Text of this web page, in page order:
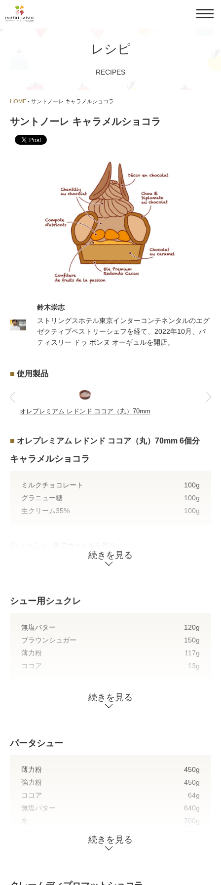
レシピ
RECIPES
HOME - サントノーレ キャラメルショコラ
サントノーレ キャラメルショコラ
鈴木崇志
ストリングスホテル東京インターコンチネンタルのエグ
ゼクティブペストリーシェフを経て、2022年10月、パ
ティスリー ドゥ ボンヌ オーギュルを開店。
■ 使用製品
オレプレミアム レドンド ココア（丸）70mm
■ オレプレミアム レドンド ココア（丸）70mm 6個分
キャラメルショコラ
ミルクチョコレート
100g
グラニュー糖
100g
生クリーム35%
100g
② 約40℃に温めた生クリームでカラメルの色止めをする。
③ 沸騰寸前まで沸かした②をミルクチョコレートに加え混ぜ、
続きを見る
シュー用シュクレ
無塩バター
120g
ブラウンシュガー
150g
薄力粉
117g
ココア
13g
① シュガーバッター法で仕込む。
続きを見る
パータシュー
薄力粉
450g
強力粉
450g
ココア
64g
無塩バター
640g
水
700g
続きを見る